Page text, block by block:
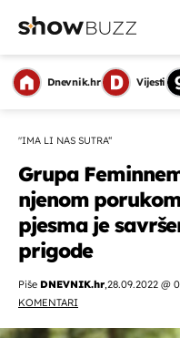
Dnevnik.hr Vijesti
"IMA LI NAS SUTRA“
Grupa
njenom
pjesma je
prigode
Piše DNEVNIK.hr,28.09.2022 @
KOMENTARI